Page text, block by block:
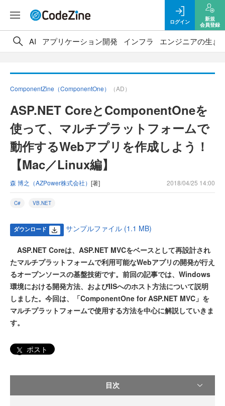
ログイン
新規
会員登録
AI アプリケーション開発 インフラ エンジニアの生き
ComponentZine（ComponentOne） （AD）
ASP.NET CoreとComponentOneを
使って、マルチプラットフォームで
動作するWebアプリを作成しよう！
【Mac／Linux編】
森 博之（AZPower株式会社） [著] 2018/04/25 14:00
C# VB.NET
ダウンロード サンプルファイル (1.1 MB)
ASP.NET Coreは、ASP.NET MVCをベースとして再設計され
たマルチプラットフォームで利用可能なWebアプリの開発が行え
るオープンソースの基盤技術です。前回の記事では、Windows
環境における開発方法、およびIISへのホスト方法について説明
しました。今回は、「ComponentOne for ASP.NET MVC」を
マルチプラットフォームで使用する方法を中心に解説していきま
す。
ポスト
目次